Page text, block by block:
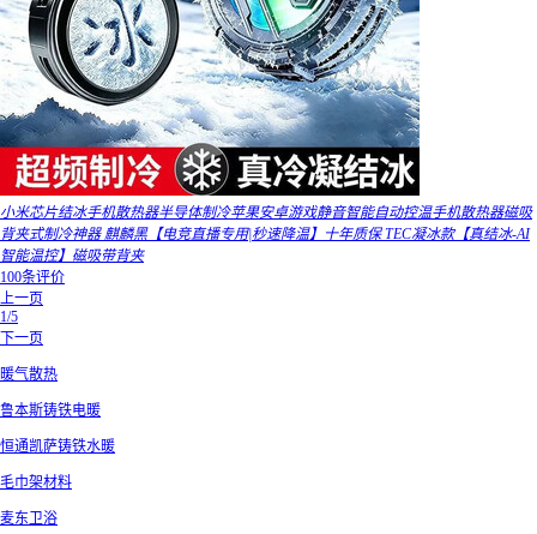
小米芯片结冰手机散热器半导体制冷苹果安卓游戏静音智能自动控温手机散热器磁吸
背夹式制冷神器 麒麟黑【电竞直播专用|秒速降温】十年质保 TEC凝冰款【真结冰-AI
智能温控】磁吸带背夹
100条评价
上一页
1/5
下一页
暖气散热
鲁本斯铸铁电暖
恒通凯萨铸铁水暖
毛巾架材料
麦东卫浴